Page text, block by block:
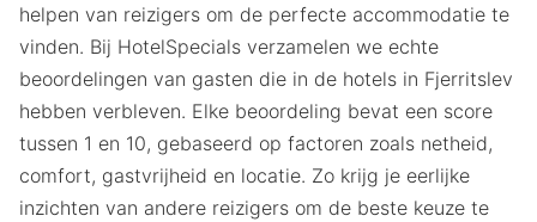
helpen van reizigers om de perfecte accommodatie te
vinden. Bij HotelSpecials verzamelen we echte
beoordelingen van gasten die in de hotels in Fjerritslev
hebben verbleven. Elke beoordeling bevat een score
tussen 1 en 10, gebaseerd op factoren zoals netheid,
comfort, gastvrijheid en locatie. Zo krijg je eerlijke
inzichten van andere reizigers om de beste keuze te